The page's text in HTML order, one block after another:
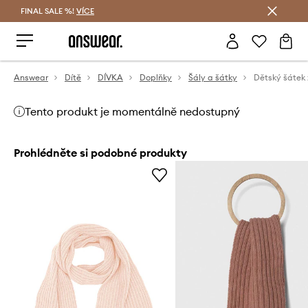
FINAL SALE %! VÍCE
Answear Dítě DÍVKA Doplňky Šály a šátky
Tento produkt je momentálně nedostupný
Prohlédněte si podobné produkty